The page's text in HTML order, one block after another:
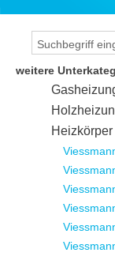
weitere
Heizkörper